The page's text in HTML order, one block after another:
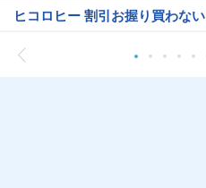
ヒコロヒー 割引お握り買わない